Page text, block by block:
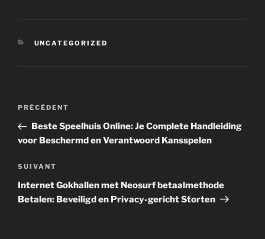
CATÉGORIES
UNCATEGORIZED
Navigation
l’article
Article
précédent
PRÉCÉDENT
Beste Speelhuis Online: Je Complete Handleiding
voor Beschermd en Verantwoord Kansspelen
Article
suivant
SUIVANT
Internet Gokhallen met Neosurf betaalmethode
Betalen: Beveiligd en Privacy-gericht Storten